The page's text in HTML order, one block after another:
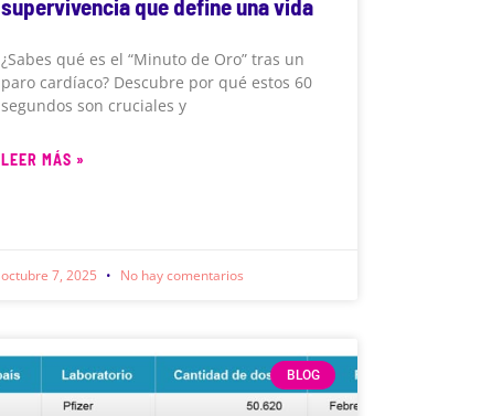
supervivencia que define una vida
¿Sabes qué es el “Minuto de Oro” tras un
paro cardíaco? Descubre por qué estos 60
segundos son cruciales y
LEER MÁS »
octubre 7, 2025 No hay comentarios
BLOG